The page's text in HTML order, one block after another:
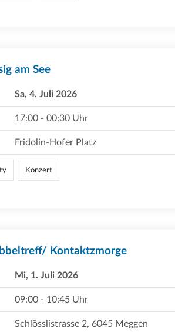
am See
Sa, 4. Juli 2026
17:00 - 00:30 Uhr
Fridolin-Hofer Platz
Konzert
Kontaktzmorge
Mi, 1. Juli 2026
09:00 - 10:45 Uhr
Schlösslistrasse 2, 6045 Meggen